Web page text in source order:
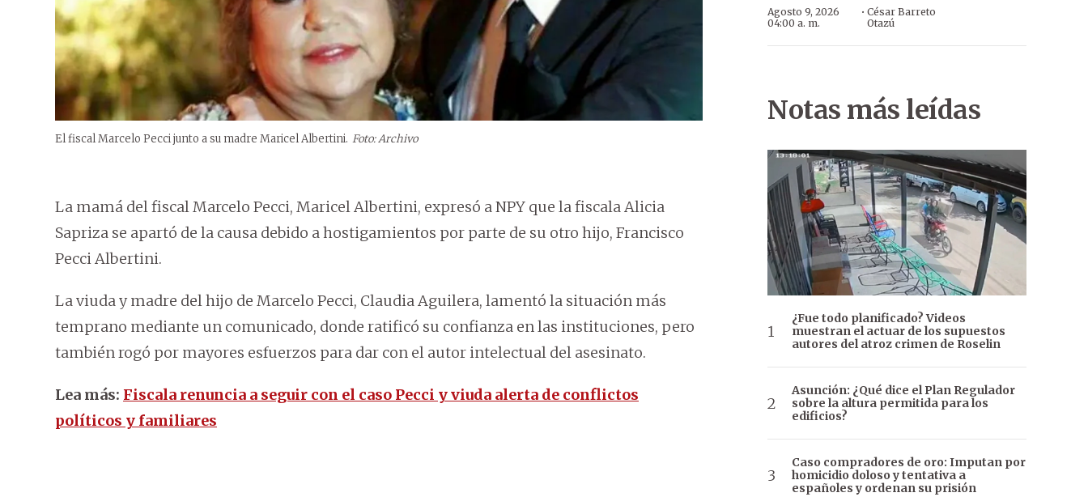
El fiscal Marcelo Pecci junto a su madre Maricel Albertini. Foto: Archivo
La mamá del fiscal Marcelo Pecci, Maricel Albertini, expresó a NPY que la fiscala Alicia
Sapriza se apartó de la causa debido a hostigamientos por parte de su otro hijo, Francisco
Pecci Albertini.
La viuda y madre del hijo de Marcelo Pecci, Claudia Aguilera, lamentó la situación más
temprano mediante un comunicado, donde ratificó su confianza en las instituciones, pero
también rogó por mayores esfuerzos para dar con el autor intelectual del asesinato.
Lea más: Fiscala renuncia a seguir con el caso Pecci y viuda alerta de conflictos
políticos y familiares
Agosto 9, 2026
04:00 a. m.
· César Barreto
Otazú
Notas más leídas
¿Fue todo planificado? Videos
muestran el actuar de los supuestos
autores del atroz crimen de Roselin
Asunción: ¿Qué dice el Plan Regulador
sobre la altura permitida para los
edificios?
Caso compradores de oro: Imputan por
homicidio doloso y tentativa a
españoles y ordenan su prisión